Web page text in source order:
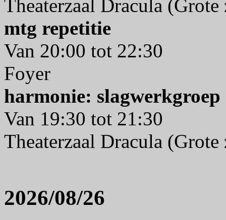
Theaterzaal Dracula (Grote
mtg repetitie
Van 20:00 tot 22:30
Foyer
harmonie: slagwerkgroep
Van 19:30 tot 21:30
Theaterzaal Dracula (Grote
2026/08/26